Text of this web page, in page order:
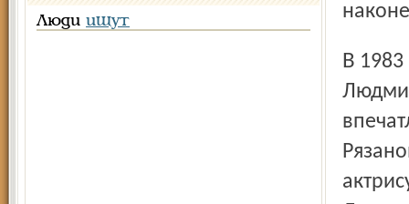
Люди ищут
В 1983 году глава государства Юрий Андропов присвоил